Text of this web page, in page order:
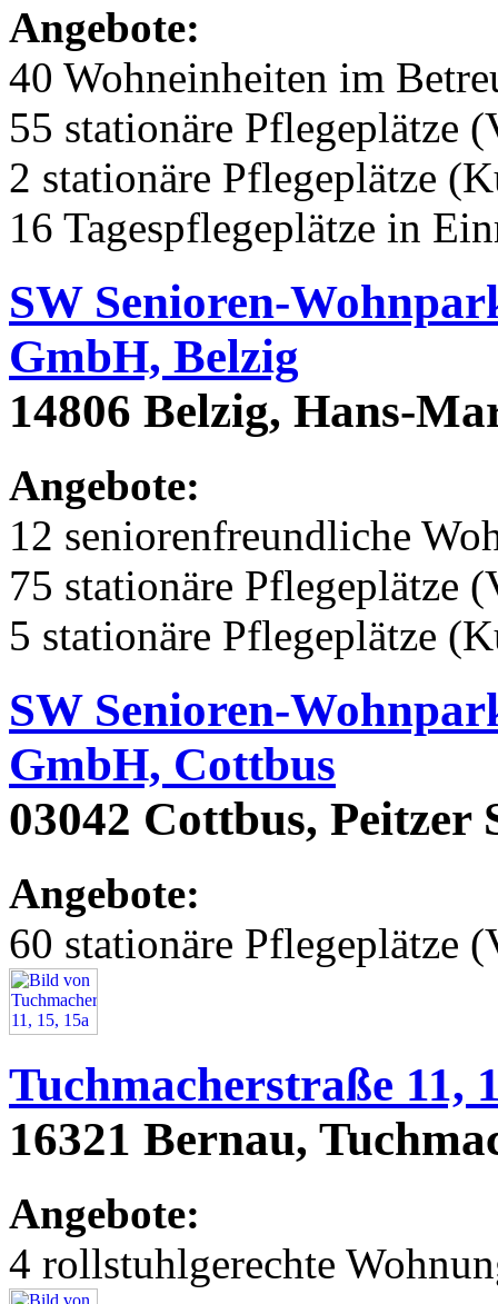
Angebote:
40 Wohneinheiten im
55 stationäre Pflegeplätze
2 stationäre Pflegeplätze
16 Tagespflegeplätze in
SW Senioren-
GmbH, Belzig
14806 Belzig, Hans-
Angebote:
12 seniorenfreundliche
75 stationäre Pflegeplätze
5 stationäre Pflegeplätze
SW Senioren-
GmbH, Cottbus
03042 Cottbus, Peitzer
Angebote:
60 stationäre Pflegeplätze
Tuchmacherstraße 11,
16321 Bernau,
Angebote:
4 rollstuhlgerechte